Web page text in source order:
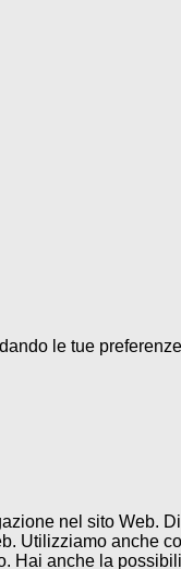
le tue
nel sito Web.
Utilizziamo anche
Hai anche la